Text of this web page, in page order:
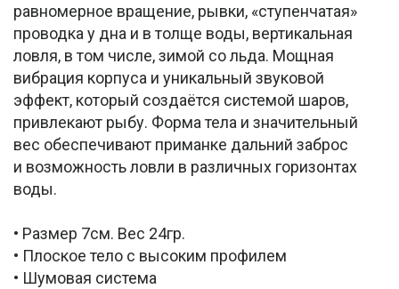
равномерное вращение, рывки, «ступенчатая»
проводка у дна и в толще воды, вертикальная
ловля, в том числе, зимой со льда. Мощная
вибрация корпуса и уникальный звуковой
эффект, который создаётся системой шаров,
привлекают рыбу. Форма тела и значительный
вес обеспечивают приманке дальний заброс
и возможность ловли в различных горизонтах
воды.
• Размер 7см. Вес 24гр.
• Плоское тело с высоким профилем
• Шумовая система